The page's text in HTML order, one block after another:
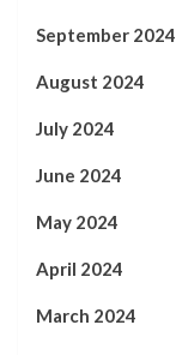
September 2024
August 2024
July 2024
June 2024
May 2024
April 2024
March 2024